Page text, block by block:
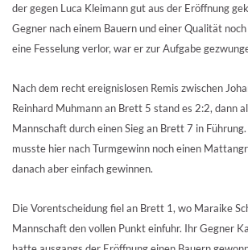
der gegen Luca Kleimann gut aus der Eröffnung
Gegner nach einem Bauern und einer Qualität
eine Fesselung verlor, war er zur Aufgabe
Nach dem recht ereignislosen Remis zwischen
Reinhard Muhmann an Brett 5 stand es 2:2, dann
Mannschaft durch einen Sieg an Brett 7 in
musste hier nach Turmgewinn noch einen
danach aber einfach gewinnen.
Die Vorentscheidung fiel an Brett 1, wo Maraike
Mannschaft den vollen Punkt einfuhr. Ihr Gegner